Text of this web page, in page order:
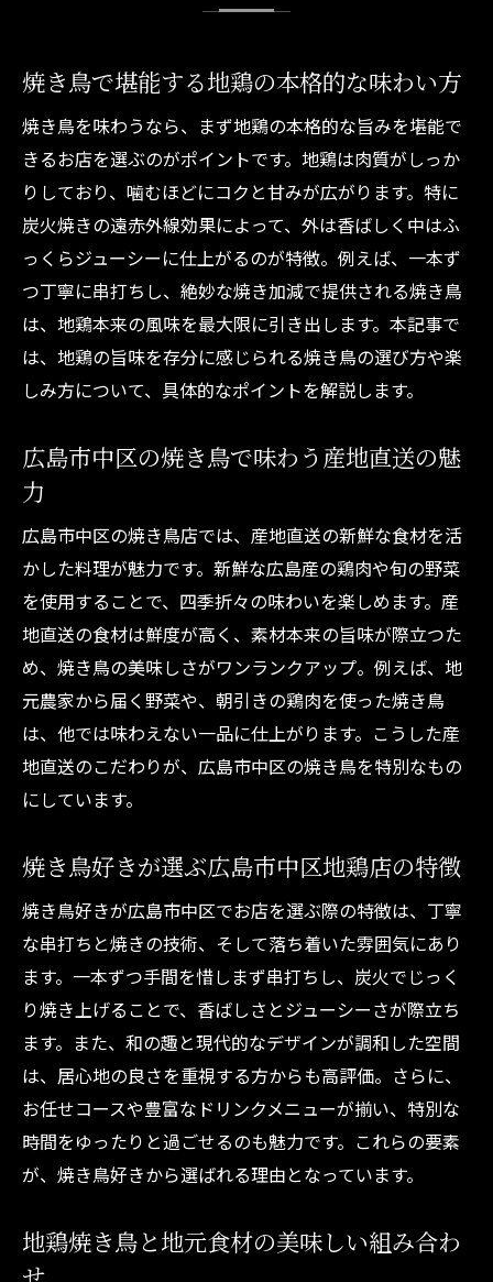
口コミで話題の焼き鳥体験ポイントを徹底
解説
広島市中区焼き鳥ランキングの活用術を紹
介
焼き鳥人気店で味わう感動のひととき
焼き鳥広島市中区おすすめ体験の楽しみ方
焼き鳥と一品料理の絶妙なマリアージュを
堪能
広島市中区で焼き鳥体験を最大限楽しむコ
静かな空間で焼き鳥を楽しみたい方へ提案
焼き鳥個室で叶う落ち着いた食事時間の魅
力
大人のための静かな焼き鳥空間を探すコツ
焼き鳥店選びで重視したい雰囲気と空間設
計
広島市中区の隠れ家焼き鳥で特別な夜を体
験
ゆったり過ごせる焼き鳥店の見分け方を伝
コスパ重視なら広島市中区の焼き鳥が正解
焼き鳥安い店の見極め方とコスパのコツ
広島中区で焼き鳥をお得に楽しむ方法とは
コスパ抜群の焼き鳥店で満足度アップ
焼き鳥安い うまいを叶える店選びの秘訣
コース注文で得する焼き鳥の楽しみ方
焼き鳥広島市中区コスパ店の特徴を解説
個室利用で落ち着く焼き鳥時間の新常識
焼き鳥個室利用のメリットと安心ポイント
広島市中区で個室焼き鳥が人気な理由を探
焼き鳥で堪能する地鶏の本格的な味わい方
焼き鳥を味わうなら、まず地鶏の本格的な旨みを堪能で
きるお店を選ぶのがポイントです。地鶏は肉質がしっか
りしており、噛むほどにコクと甘みが広がります。特に
炭火焼きの遠赤外線効果によって、外は香ばしく中はふ
っくらジューシーに仕上がるのが特徴。例えば、一本ず
つ丁寧に串打ちし、絶妙な焼き加減で提供される焼き鳥
は、地鶏本来の風味を最大限に引き出します。本記事で
は、地鶏の旨味を存分に感じられる焼き鳥の選び方や楽
しみ方について、具体的なポイントを解説します。
広島市中区の焼き鳥で味わう産地直送の魅
力
広島市中区の焼き鳥店では、産地直送の新鮮な食材を活
かした料理が魅力です。新鮮な広島産の鶏肉や旬の野菜
を使用することで、四季折々の味わいを楽しめます。産
地直送の食材は鮮度が高く、素材本来の旨味が際立つた
め、焼き鳥の美味しさがワンランクアップ。例えば、地
元農家から届く野菜や、朝引きの鶏肉を使った焼き鳥
は、他では味わえない一品に仕上がります。こうした産
地直送のこだわりが、広島市中区の焼き鳥を特別なもの
にしています。
焼き鳥好きが選ぶ広島市中区地鶏店の特徴
焼き鳥好きが広島市中区でお店を選ぶ際の特徴は、丁寧
な串打ちと焼きの技術、そして落ち着いた雰囲気にあり
ます。一本ずつ手間を惜しまず串打ちし、炭火でじっく
り焼き上げることで、香ばしさとジューシーさが際立ち
ます。また、和の趣と現代的なデザインが調和した空間
は、居心地の良さを重視する方からも高評価。さらに、
お任せコースや豊富なドリンクメニューが揃い、特別な
時間をゆったりと過ごせるのも魅力です。これらの要素
が、焼き鳥好きから選ばれる理由となっています。
地鶏焼き鳥と地元食材の美味しい組み合わ
せ